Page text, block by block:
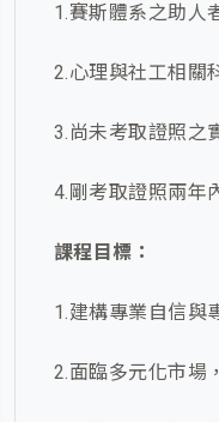
1.賽斯體系之助人
2.心理與社工相關
3.尚未考取證照之
4.剛考取證照兩年
課程目標：
1.建構專業自信與
2.面臨多元化市場